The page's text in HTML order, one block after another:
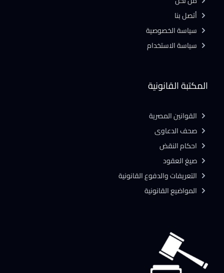
المكتبة القانونية
القوانين المصرية
صحف الدعاوى
احكام النقض
صيغ العقود
التعريفات والدفوع القانونية
المواضيع القانونية
أتصل بنا
سياسة الخصوصية
سياسة الاستخدام